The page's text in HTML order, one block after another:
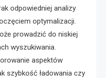
odpowiedniej analizy
optymalizacji.
prowadzić do niskiej
wyszukiwania.
aspektów
szybkość ładowania czy